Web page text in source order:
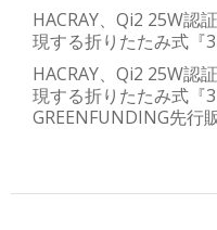
HACRAY、Qi2 25W認
現する折りたたみ式『
HACRAY、Qi2 25W認
現する折りたたみ式『
GREENFUNDING先行